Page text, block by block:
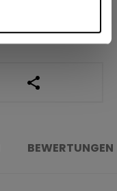
LINKS ZUM
BEWERTUNGEN